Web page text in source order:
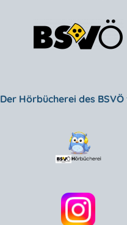
Der Hörbücherei des